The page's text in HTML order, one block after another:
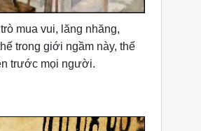
mua vui, lăng nhăng,
trong giới ngầm này, thế
trước mọi người.